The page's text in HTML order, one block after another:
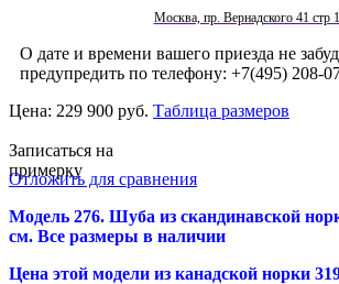
Москва, пр. Вернадского 41 стр 1
О дате и времени вашего приезда не
предупредить по телефону: +7(495) 208-
Цена: 229 900 руб. Таблица размеров
Записаться на
примерку
Отложить для сравнения
Модель 276. Шуба из скандинавской
см. Все размеры в наличии
Цена этой модели из канадской норки